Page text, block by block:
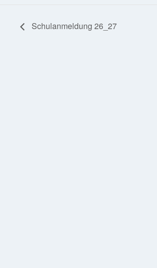
Schulanmeldung 26_27